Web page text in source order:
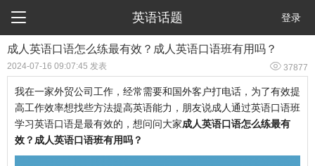
 英语话题 登录
成人英语口语怎么练最有效？成人英语口语班有用吗？
2024-07-16 09:07:45 发表  37877
我在一家外贸公司工作，经常需要和国外客户打电话，为了有效提
高工作效率想找些方法提高英语能力，朋友说成人通过英语口语班
学习英语口语是最有效的，想问问大家成人英语口语怎么练最有
效？成人英语口语班有用吗？